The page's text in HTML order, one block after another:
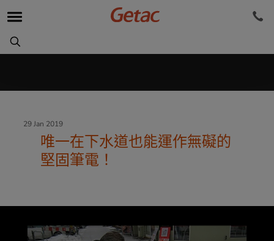
29 Jan 2019
唯一在下水道也能運作無礙的
堅固筆電！